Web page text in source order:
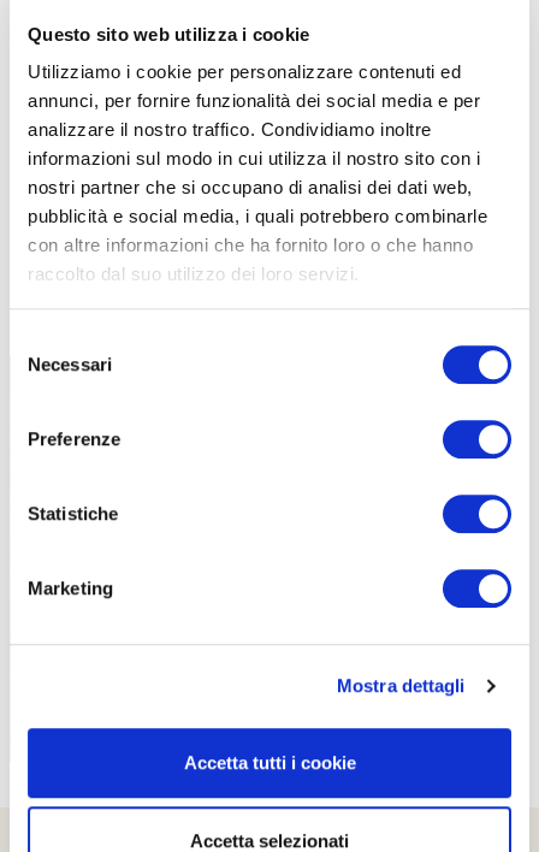
Questo sito web utilizza i cookie
Utilizziamo i cookie per personalizzare contenuti ed
annunci, per fornire funzionalità dei social media e per
analizzare il nostro traffico. Condividiamo inoltre
informazioni sul modo in cui utilizza il nostro sito con i
nostri partner che si occupano di analisi dei dati web,
pubblicità e social media, i quali potrebbero combinarle
con altre informazioni che ha fornito loro o che hanno
raccolto dal suo utilizzo dei loro servizi.
delNecessari
Preferenze
Statistiche
Marketing
Mostra dettagli
Accetta tutti i cookie
Accetta selezionati
TUTTE LE CATEGORIE DEL MAGAZINE